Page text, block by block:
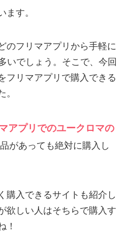
ます。
のフリマアプリから手軽に
いでしょう。そこで、今回
フリマアプリで購入できる
。
アプリでのユークロマの
があっても絶対に購入し
購入できるサイトも紹介し
欲しい人はそちらで購入す
！